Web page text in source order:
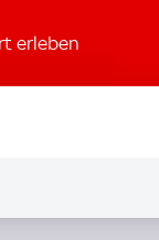
erleben